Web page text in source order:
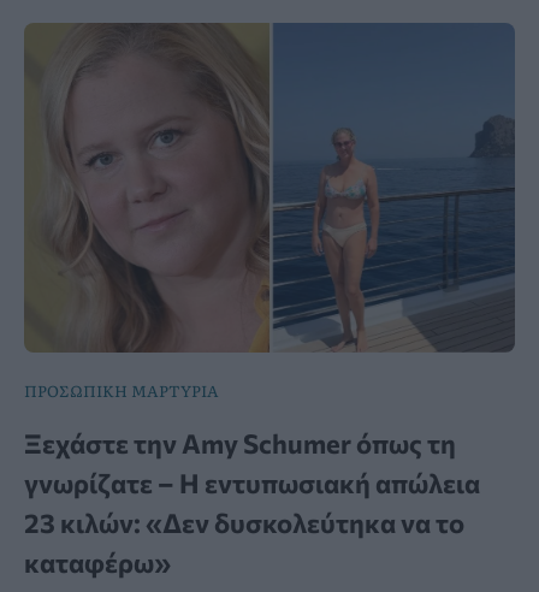
ΠΡΟΣΩΠΙΚΗ ΜΑΡΤΥΡΙΑ
Ξεχάστε την Amy Schumer όπως τη
γνωρίζατε – Η εντυπωσιακή απώλεια
23 κιλών: «Δεν δυσκολεύτηκα να το
καταφέρω»